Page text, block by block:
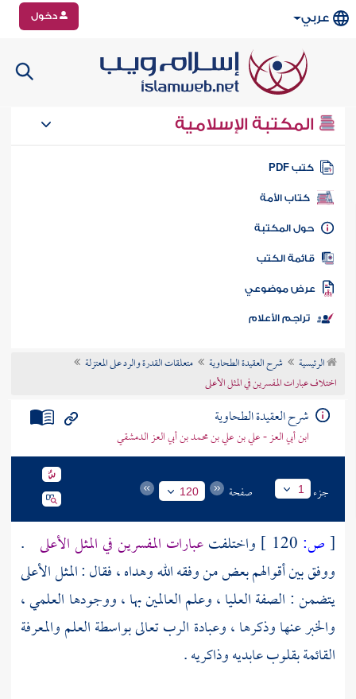
عربي دخول
المكتبة الإسلامية
كتب PDF
كتاب الأمة
المكتبة
الكتب
موضوعي
تراجم الأعلام
الرئيسية شرح العقيدة الطحاوية
متعلقات القدرة والرد على المعتزلة
اختلاف عبارات المفسرين في المثل الأعلى
شرح العقيدة الطحاوية
ابن أبي العز - علي بن علي بن محمد بن أبي العز الدمشقي
جزء 1 صفحة 120
[ص: واختلفتعبارات المفسرين في المثل الأعلى .
ووفق بين أقوالهم بعض من وفقه الله وهداه ، فقال : المثل الأعلى
يتضمن : الصفة العليا ، وعلم العالمين بها ، ووجودها العلمي ،
والخبر عنها وذكرها ، وعبادة الرب تعالى بواسطة العلم والمعرفة
القائمة بقلوب عابديه وذاكريه .